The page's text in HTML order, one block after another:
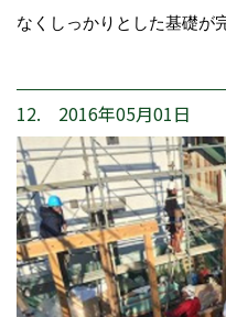
なくしっかりとした基礎が
12. 2016年05月01日